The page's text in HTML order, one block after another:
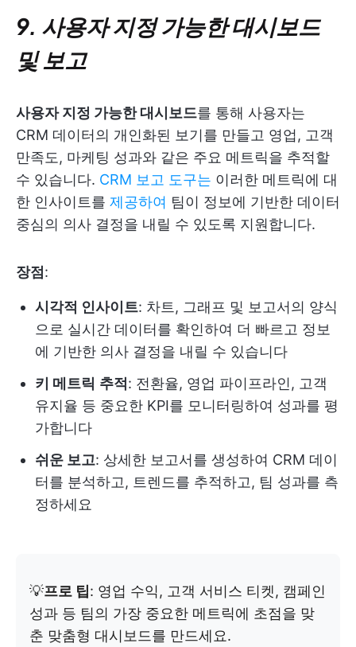
9. 사용자 지정 가능한 대시보드
및 보고
사용자 지정 가능한 대시보드를 통해 사용자는
CRM 데이터의 개인화된 보기를 만들고 영업, 고객
만족도, 마케팅 성과와 같은 주요 메트릭을 추적할
수 있습니다. CRM 보고 도구는 이러한 메트릭에 대
한 인사이트를 제공하여 팀이 정보에 기반한 데이터
중심의 의사 결정을 내릴 수 있도록 지원합니다.
장점 :
시각적 인사이트: 차트, 그래프 및 보고서의 양식
으로 실시간 데이터를 확인하여 더 빠르고 정보
에 기반한 의사 결정을 내릴 수 있습니다
키 메트릭 추적 : 전환율, 영업 파이프라인, 고객
유지율 등 중요한 KPI를 모니터링하여 성과를 평
가합니다
쉬운 보고: 상세한 보고서를 생성하여 CRM 데이
터를 분석하고, 트렌드를 추적하고, 팀 성과를 측
정하세요
💡프로 팁: 영업 수익, 고객 서비스 티켓, 캠페인
성과 등 팀의 가장 중요한 메트릭에 초점을 맞
춘 맞춤형 대시보드를 만드세요.